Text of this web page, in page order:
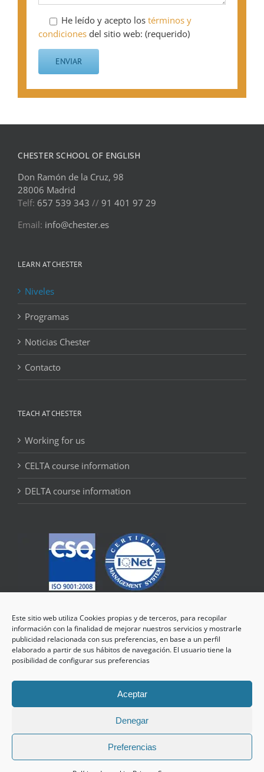
Este sitio web utiliza Cookies propias y de terceros, para recopilar
información con la finalidad de mejorar nuestros servicios y mostrarle
publicidad relacionada con sus preferencias, en base a un perfil
elaborado a partir de sus hábitos de navegación. El usuario tiene la
posibilidad de configurar sus preferencias
Aceptar
Denegar
Preferencias
He leído y acepto los términos y
condiciones del sitio web: (requerido)
CHESTER SCHOOL OF ENGLISH
Don Ramón de la Cruz, 98
28006 Madrid
Telf: 657 539 343 // 91 401 97 29
Email: info@chester.es
LEARN AT CHESTER
Niveles
Programas
Noticias Chester
Contacto
TEACH AT CHESTER
Working for us
CELTA course information
DELTA course information
© Copyright 1997 - 2026 Chester School of English | All Rights
Reserved
Condiciones de uso|Política de privacidad|Política de cookies|
Política de privacidad en redes sociales